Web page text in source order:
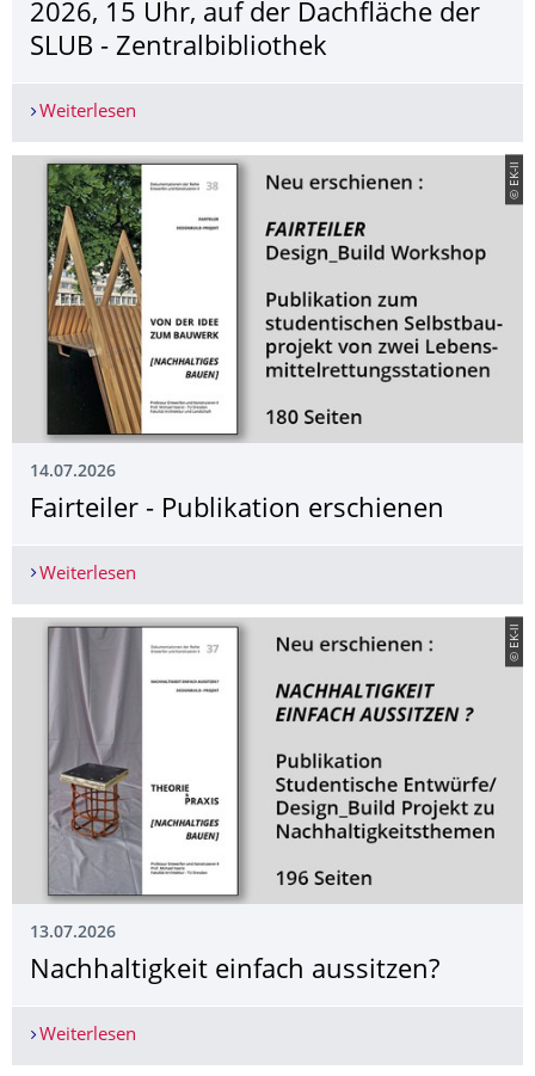
2026, 15 Uhr, auf der Dachfläche der
SLUB - Zentralbibliothek
Weiterlesen
© EK-ll
14.07.2026
Fairteiler - Publikation erschienen
Weiterlesen
© EK-ll
13.07.2026
Nachhaltigkeit einfach aussitzen?
Weiterlesen